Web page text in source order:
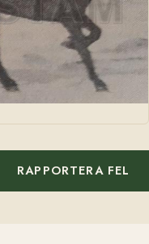
RAPPORTERA FEL